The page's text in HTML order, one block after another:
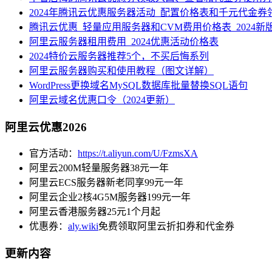
2024年腾讯云优惠服务器活动_配置价格表和千元代金券
腾讯云优惠_轻量应用服务器和CVM费用价格表_2024新
阿里云服务器租用费用_2024优惠活动价格表
2024特价云服务器推荐5个，不买后悔系列
阿里云服务器购买和使用教程（图文详解）
WordPress更换域名MySQL数据库批量替换SQL语句
阿里云域名优惠口令（2024更新）
阿里云优惠2026
官方活动： https://t.aliyun.com/U/FzmsXA
阿里云200M轻量服务器38元一年
阿里云ECS服务器新老同享99元一年
阿里云企业2核4G5M服务器199元一年
阿里云香港服务器25元1个月起
优惠券： aly.wiki免费领取阿里云折扣券和代金券
更新内容